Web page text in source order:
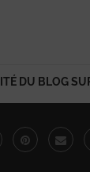
DU BLOG